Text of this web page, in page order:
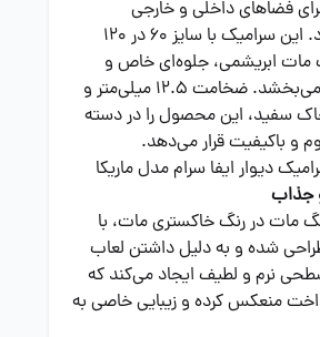
فضاهای داخلی و خارجی
محسوب می‌شود. این سرامیک با سایز 60 در 120
مات ابریشمی، جلوه‌ای خاص و
لوکس به محیط می‌بخشد. ضخامت 12.5 میلی‌متر و
سفید، این محصول را در دسته
و باکیفیت قرار می‌دهد.
دیوار ایفا سرام مدل ماریکا
مات در رنگ خاکستری مات، با
شده و به دلیل داشتن لعاب
نرم و لطیف ایجاد می‌کند که
منعکس کرده و زیبایی خاصی به